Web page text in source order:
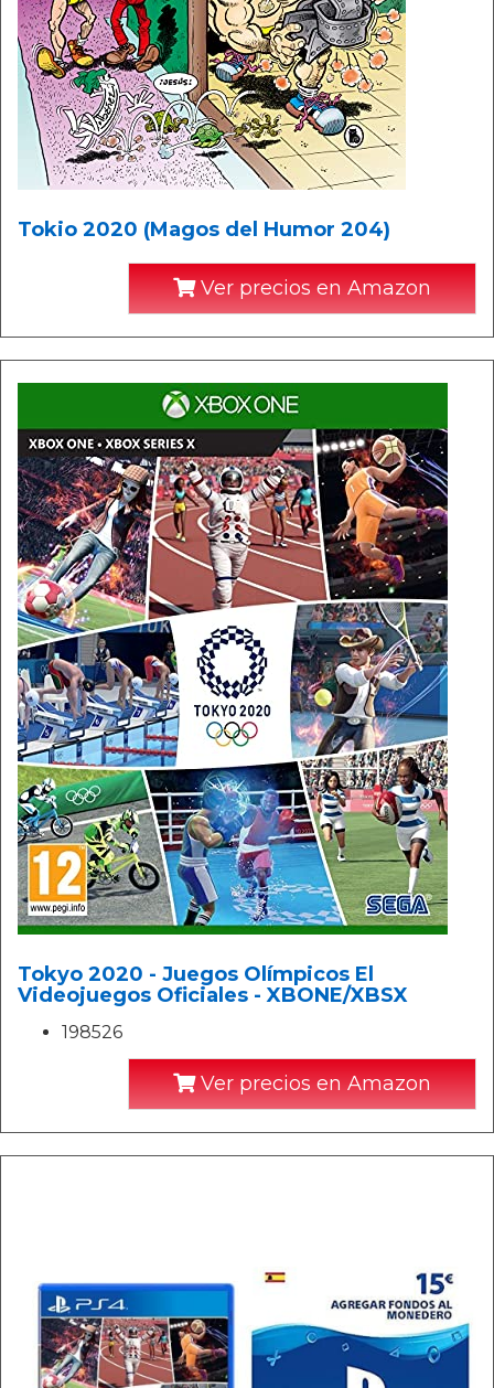
Tokio 2020 (Magos del Humor 204)
Ver precios en Amazon
Tokyo 2020 - Juegos Olímpicos El
Videojuegos Oficiales - XBONE/XBSX
198526
Ver precios en Amazon